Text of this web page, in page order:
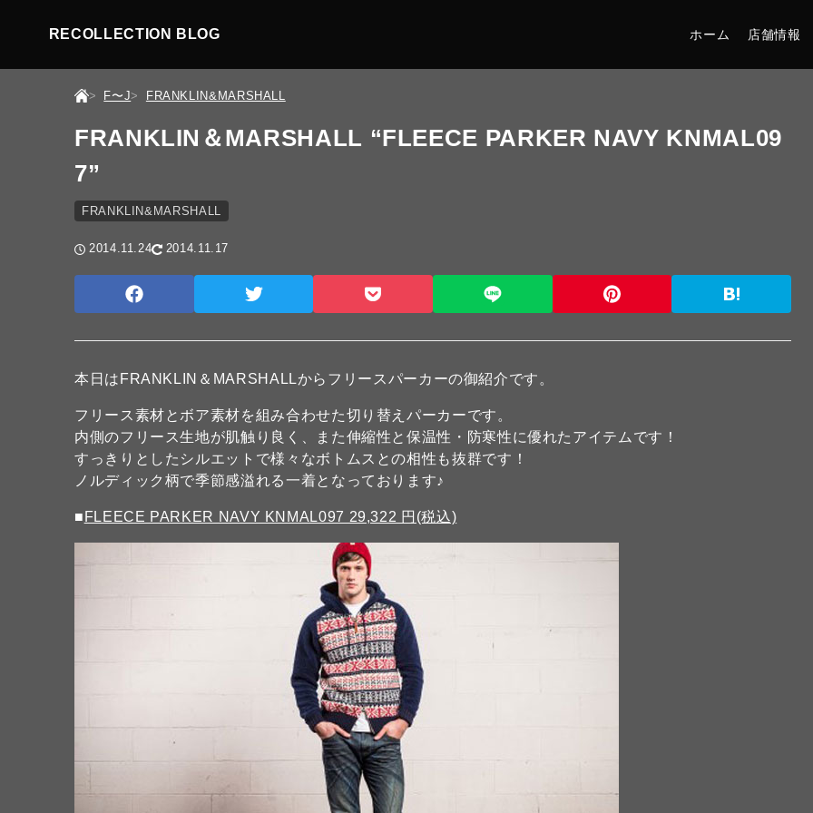
RECOLLECTION BLOG ホーム 店舗情報
F〜J FRANKLIN&MARSHALL
FRANKLIN＆MARSHALL “FLEECE PARKER NAVY KNMAL09
7”
FRANKLIN&MARSHALL
2014.11.24 2014.11.17
本日はFRANKLIN＆MARSHALLからフリースパーカーの御紹介です。
フリース素材とボア素材を組み合わせた切り替えパーカーです。
内側のフリース生地が肌触り良く、また伸縮性と保温性・防寒性に優れたアイテムです！
すっきりとしたシルエットで様々なボトムスとの相性も抜群です！
ノルディック柄で季節感溢れる一着となっております♪
■ FLEECE PARKER NAVY KNMAL097 29,322 円(税込)